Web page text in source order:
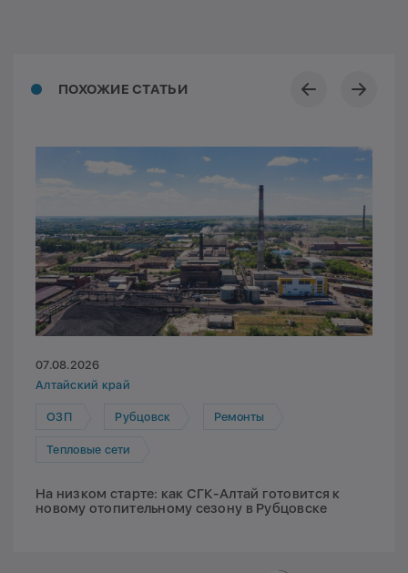
ПОХОЖИЕ СТАТЬИ
07.08.2026
Алтайский край
ОЗП Рубцовск Ремонты
Тепловые сети
На низком старте: как СГК-Алтай готовится к
новому отопительному сезону в Рубцовске